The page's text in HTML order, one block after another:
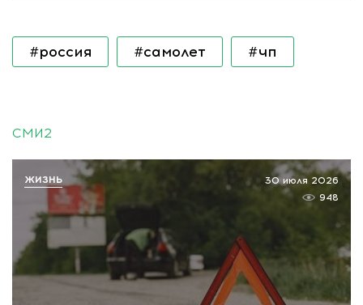
#россия #самолет #чп
СМИ2
30 июля 2026
948
ЖИЗНЬ